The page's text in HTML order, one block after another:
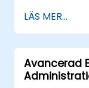
för
LÄS MER...
Avancerad